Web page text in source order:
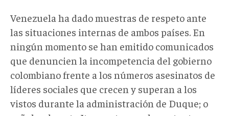
Venezuela ha dado muestras de respeto ante
las situaciones internas de ambos países. En
ningún momento se han emitido comunicados
que denuncien la incompetencia del gobierno
colombiano frente a los números asesinatos de
líderes sociales que crecen y superan a los
vistos durante la administración de Duque; o